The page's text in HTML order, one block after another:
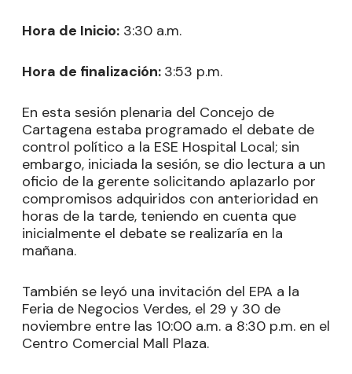
Hora de Inicio: 3:30 a.m.
Hora de finalización: 3:53 p.m.
En esta sesión plenaria del Concejo de
Cartagena estaba programado el debate de
control político a la ESE Hospital Local; sin
embargo, iniciada la sesión, se dio lectura a un
oficio de la gerente solicitando aplazarlo por
compromisos adquiridos con anterioridad en
horas de la tarde, teniendo en cuenta que
inicialmente el debate se realizaría en la
mañana.
También se leyó una invitación del EPA a la
Feria de Negocios Verdes, el 29 y 30 de
noviembre entre las 10:00 a.m. a 8:30 p.m. en el
Centro Comercial Mall Plaza.